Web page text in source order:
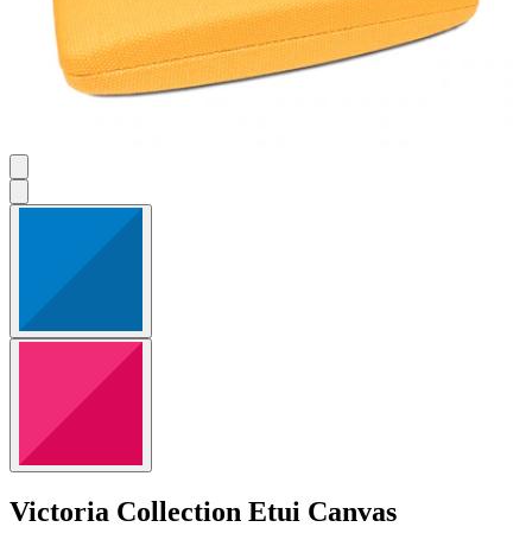
Victoria Collection Etui Canvas